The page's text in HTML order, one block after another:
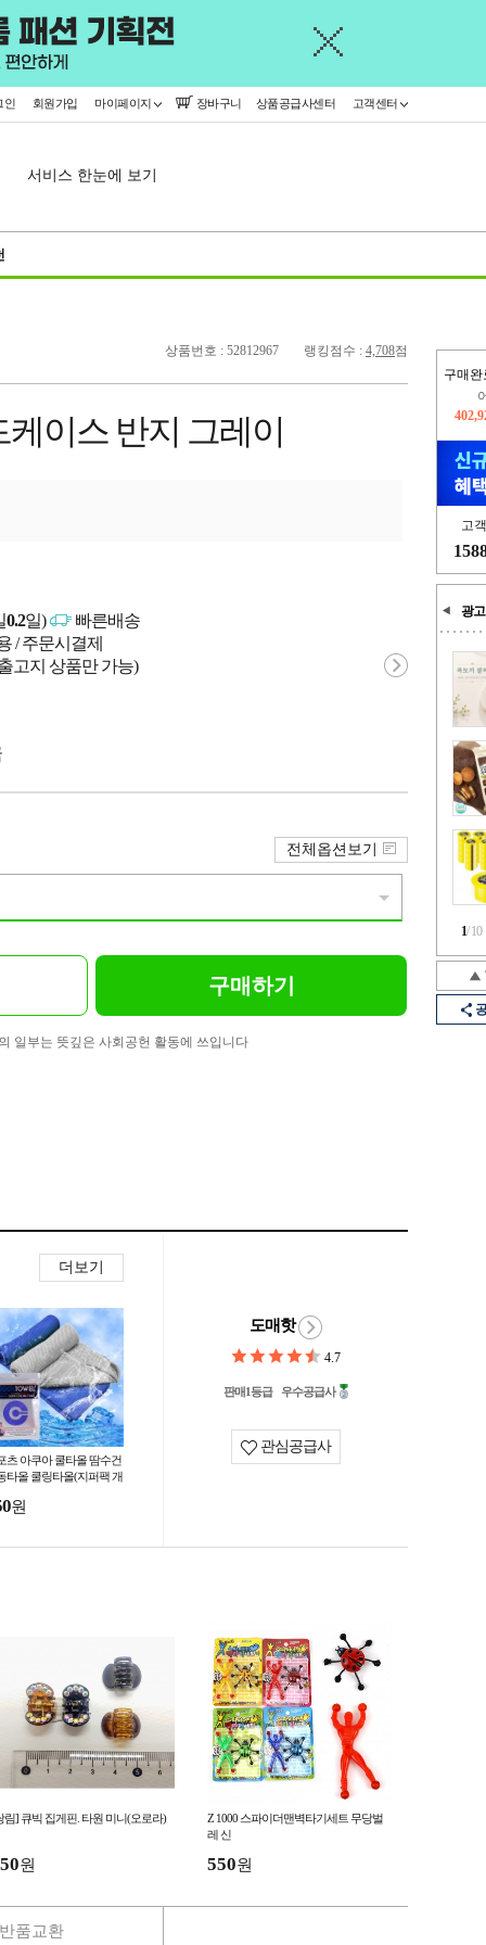
인 회원가입 마이페이지 장바구니 상품공급사센터 고객센터
서비스 한눈에 보기
구매완
오
고
광고
1/10
상품번호 : 52812967 랭킹점수 : 4,708점
이스 반지 그레이
0.2일)
빠른배송
/ 주문시결제
고지 상품만 가능)
전체옵션보기
구매하기
일부는 뜻깊은 사회공헌 활동에 쓰입니다
더보기
츠 아쿠아 쿨타올 땀수건
타올 쿨링타올(지퍼팩 개
원
도매핫
4.7
판매1등급 우수공급사
관심공급사
림] 큐빅 집게핀. 타원 미니(오로라)
원
Z 1000 스파이더맨벽타기세트 무당벌
레 신
550원
반품교환